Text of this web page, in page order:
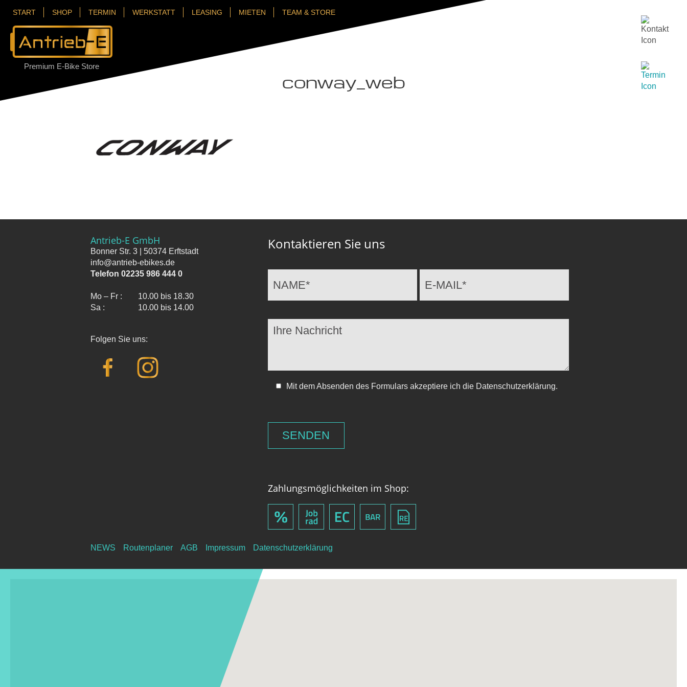
START SHOP TERMIN WERKSTATT LEASING MIETEN TEAM & STORE
Premium E-Bike Store
conway_web
Antrieb-E GmbH
Bonner Str. 3 | 50374 Erftstadt
info@antrieb-ebikes.de
Telefon 02235 986 444 0
Mo – Fr :
Sa :
10.00 bis 18.30
10.00 bis 14.00
Folgen Sie uns:
Kontaktieren Sie uns
Mit dem Absenden des Formulars akzeptiere ich die Datenschutzerklärung.
Zahlungsmöglichkeiten im Shop:
NEWS Routenplaner AGB Impressum Datenschutzerklärung